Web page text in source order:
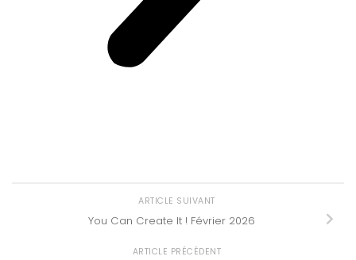
ARTICLE SUIVANT
You Can Create It ! Février 2026
ARTICLE PRÉCÉDENT